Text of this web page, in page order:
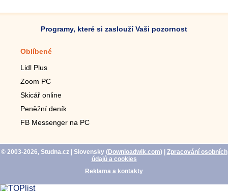
Programy, které si zaslouží Vaši pozornost
Oblíbené
Lidl Plus
Zoom PC
Skicář online
Peněžní deník
FB Messenger na PC
© 2003-2026, Studna.cz| Slovensky (Downloadwik.com)| Zpracování osobních
údajů a cookies
Reklama a kontakty